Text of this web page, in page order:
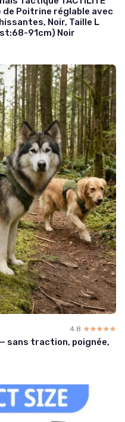
Poitrine réglable avec
Noir, Taille L
91cm) Noir
4.8 ☆☆☆☆☆
★★★★★
sans traction, poignée,